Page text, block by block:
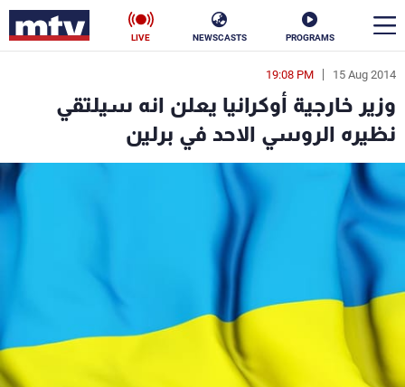
PROGRAMS
NEWSCASTS
LIVE
15 Aug 2014
19:08 PM
وزير خارجية أوكرانيا يعلن انه سيلتقي
نظيره الروسي الاحد في برلين
en
الأخبار
سياسة ناس
إقتصاد
منوعات
كأس العالم
البرامج